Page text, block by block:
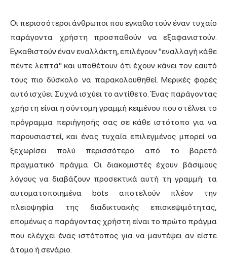
Οι περισσότεροι άνθρωποι που εγκαθιστούν έναν τυχαίο
παράγοντα χρήστη προσπαθούν να εξαφανιστούν.
Εγκαθιστούν έναν εναλλάκτη, επιλέγουν "εναλλαγή κάθε
πέντε λεπτά" και υποθέτουν ότι έχουν κάνει τον εαυτό
τους πιο δύσκολο να παρακολουθηθεί. Μερικές φορές
αυτό ισχύει. Συχνά ισχύει το αντίθετο. Ένας παράγοντας
χρήστη είναι η σύντομη γραμμή κειμένου που στέλνει το
πρόγραμμα περιήγησής σας σε κάθε ιστότοπο για να
παρουσιαστεί, και ένας τυχαία επιλεγμένος μπορεί να
ξεχωρίσει πολύ περισσότερο από το βαρετό
πραγματικό πράγμα. Οι διακομιστές έχουν βάσιμους
λόγους να διαβάζουν προσεκτικά αυτή τη γραμμή: τα
αυτοματοποιημένα bots αποτελούν πλέον την
πλειοψηφία της διαδικτυακής επισκεψιμότητας,
επομένως ο παράγοντας χρήστη είναι το πρώτο πράγμα
που ελέγχει ένας ιστότοπος για να μαντέψει αν είστε
άτομο ή σενάριο.